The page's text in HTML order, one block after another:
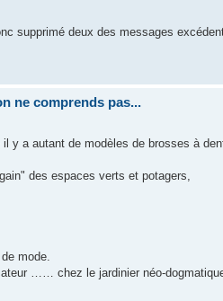
supprimé deux des messages
ne comprends pas...
y a autant de modèles de brosses à
des espaces verts et potagers,
mode.
…… chez le jardinier néo-